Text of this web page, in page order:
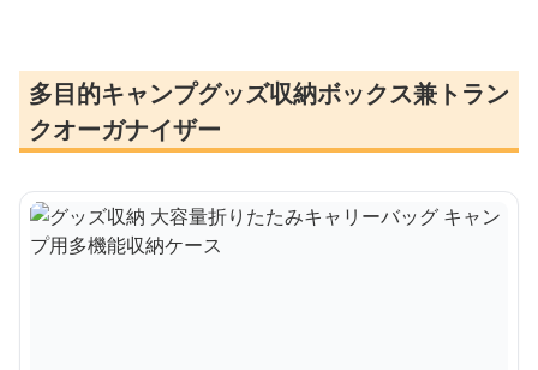
多目的キャンプグッズ収納ボックス兼トラン
クオーガナイザー